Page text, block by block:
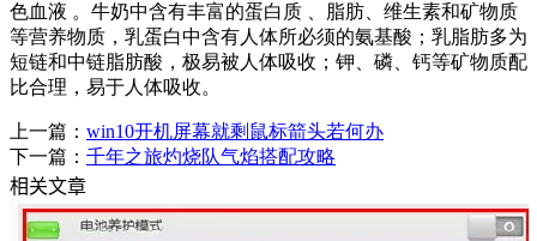
色血液  。牛奶中含有丰富的蛋白质  、脂肪、维生素和矿物质
等营养物质，乳蛋白中含有人体所必须的氨基酸；乳脂肪多为
短链和中链脂肪酸，极易被人体吸收；钾、磷、钙等矿物质配
比合理，易于人体吸收。
上一篇： win10开机屏幕就剩鼠标箭头若何办
下一篇： 千年之旅灼烧队气焰搭配攻略
相关文章